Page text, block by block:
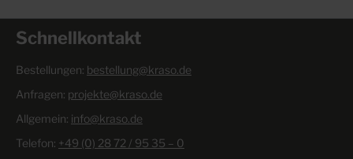
Schnellkontakt
Bestellungen: bestellung@kraso.de
Anfragen: projekte@kraso.de
Allgemein: info@kraso.de
Telefon: +49 (0) 28 72 / 95 35 – 0